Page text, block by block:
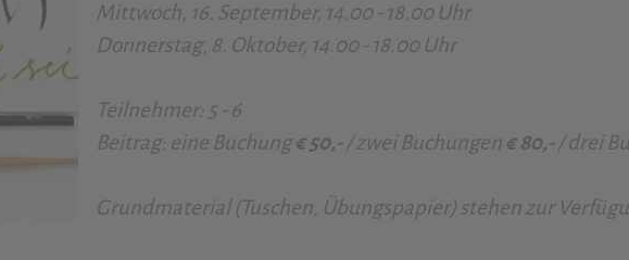
Mittwoch, 16. September, 14.00 - 18.00 Uhr
Donnerstag, 8. Oktober, 14.00 - 18.00 Uhr
Teilnehmer: 5 - 6
Beitrag: eine Buchung€ 50,-/ zwei Buchungen € 80,-/ drei
Grundmaterial (Tuschen, Übungspapier) stehen zur